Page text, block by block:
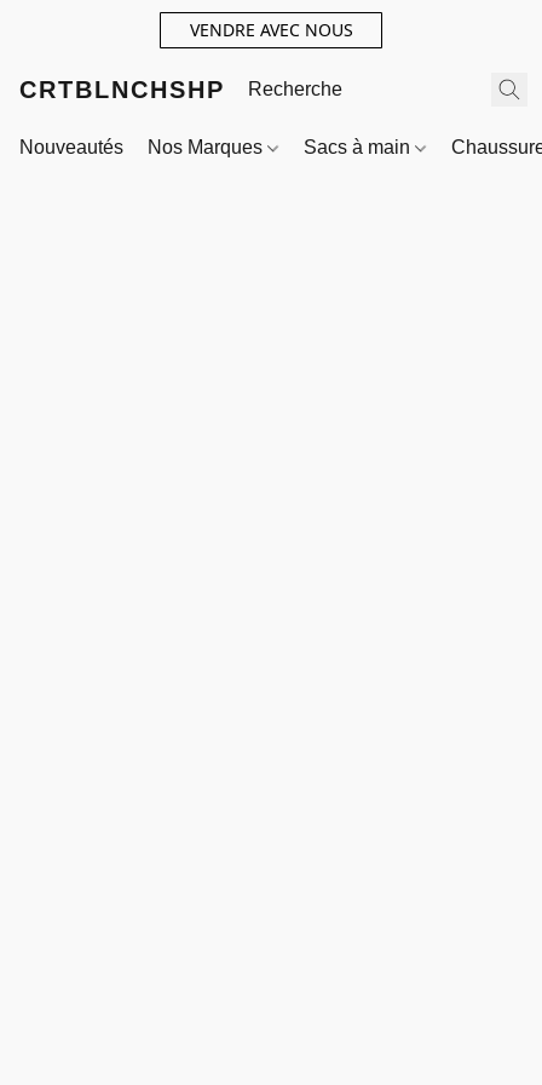
VENDRE AVEC NOUS
CRTBLNCHSHP
Nouveautés Nos Marques Sacs à main